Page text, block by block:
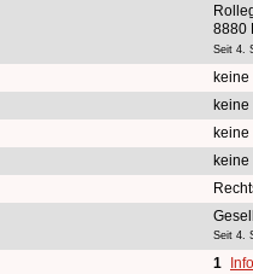
8880
Seit 4.
keine
keine
keine
keine
Seit 4.
1